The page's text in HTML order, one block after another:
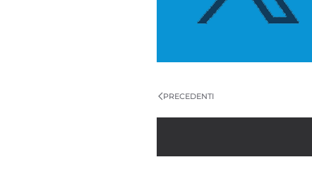
PRECEDENTI